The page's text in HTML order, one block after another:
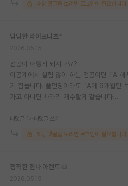
해당 댓글을 보려면 로그인이 필요합니다.
덤덤한 라이프니츠
전공이 어떻게 되시나요?
이공계에서 실험 많이 하는 전공이면 TA
기 힘듭니다. 풀펀딩이라도 TA에 9개월만
가고 아니면 차라리 재수할거 같습니다…
대댓글 1개 대댓글 쓰기
해당 댓글을 보려면 로그인이 필요합니다.
정직한 한나 아렌트